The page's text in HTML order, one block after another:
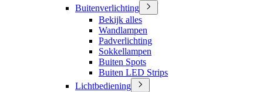
Buitenverlichting
Bekijk alles
Wandlampen
Padverlichting
Sokkellampen
Buiten Spots
Buiten LED Strips
Lichtbediening